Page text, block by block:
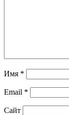
Имя *
Email *
Сайт